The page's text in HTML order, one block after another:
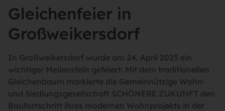
Gleichenfeier in
Großweikersdorf
In Großweikersdorf wurde am 24. April 2025 ein
wichtiger Meilenstein gefeiert: Mit dem traditionellen
Gleichenbaum markierte die Gemeinnützige Wohn-
und Siedlungsgesellschaft SCHÖNERE ZUKUNFT den
Baufortschritt ihres modernen Wohnprojekts in der